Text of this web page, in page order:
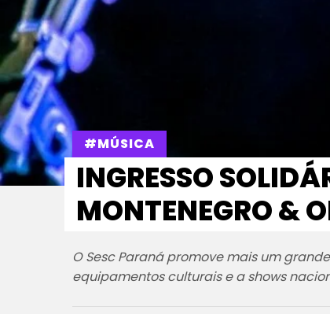
#MÚSICA
INGRESSO
MONTENEGRO &
O Sesc Paraná promove mais um
equipamentos culturais e a shows